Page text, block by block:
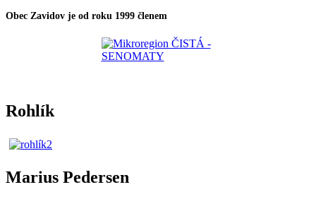
Obec Zavidov je od roku 1999 členem
Rohlík
Marius Pedersen